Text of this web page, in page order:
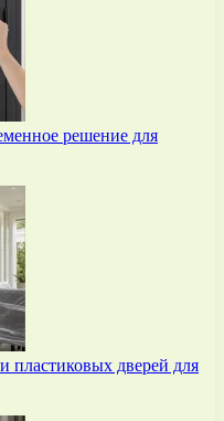
решение для
пластиковых дверей для